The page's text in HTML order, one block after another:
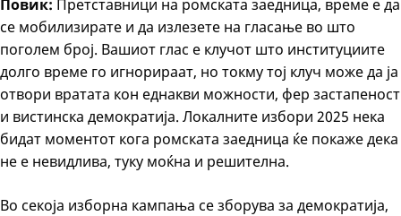
Повик: Претставници на ромската заедница, време е да
се мобилизирате и да излезете на гласање во што
поголем број. Вашиот глас е клучот што институциите
долго време го игнорираат, но токму тој клуч може да ја
отвори вратата кон еднакви можности, фер застапеност
и вистинска демократија. Локалните избори 2025 нека
бидат моментот кога ромската заедница ќе покаже дека
не е невидлива, туку моќна и решителна.
Во секоја изборна кампања се зборува за демократија,